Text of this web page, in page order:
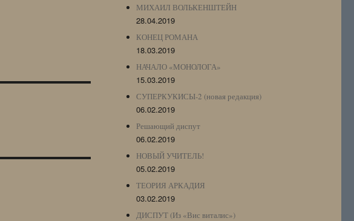
МИХАИЛ ВОЛЬКЕНШТЕЙН
28.04.2019
КОНЕЦ РОМАНА
18.03.2019
НАЧАЛО «МОНОЛОГА»
15.03.2019
СУПЕРКУКИСЫ-2 (новая редакция)
06.02.2019
Решающий диспут
06.02.2019
НОВЫЙ УЧИТЕЛЬ!
05.02.2019
ТЕОРИЯ АРКАДИЯ
03.02.2019
ДИСПУТ (Из «Вис виталис»)